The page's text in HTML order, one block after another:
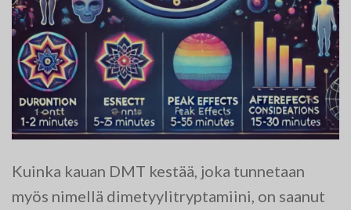
Kuinka kauan DMT kestää, joka tunnetaan
myös nimellä dimetyylitryptamiini, on saanut